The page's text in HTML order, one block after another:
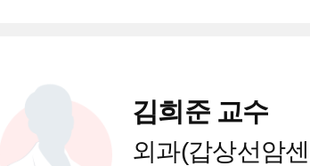
김희준 교수
외과(갑상선암